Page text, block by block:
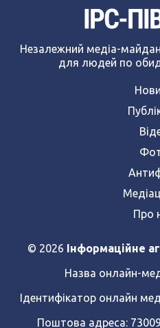
Незалежний медіа-
для людей по
Про
© 2026 Інформаційне
Назва онлайн-
Ідентифікатор онлайн
Поштова адреса: